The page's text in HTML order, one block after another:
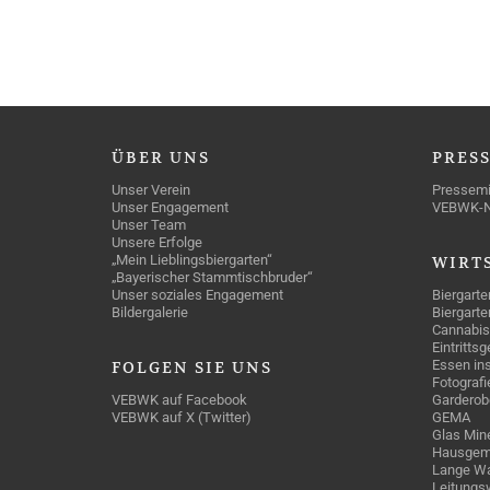
ÜBER UNS
Unser Verein
Unser Engagement
Unser Team
Unsere Erfolge
„Mein Lieblingsbiergarten“
„Bayerischer Stammtischbruder“
Unser soziales Engagement
Bildergalerie
FOLGEN SIE UNS
VEBWK auf Facebook
VEBWK auf X (Twitter)
VEBWK-
Essen
GEMA
Glas
Lange